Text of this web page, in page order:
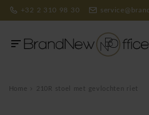
+32 2 310 98 30
Home 210R stoel met gevlochten riet